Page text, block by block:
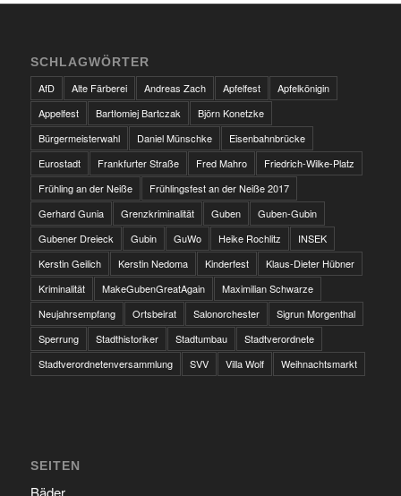
SCHLAGWÖRTER
AfD
Alte Färberei Andreas Zach Apfelfest
Apfelkönigin
Appelfest
Bartłomiej Bartczak
Björn Konetzke
Bürgermeisterwahl
Daniel Münschke
Eisenbahnbrücke
Eurostadt
Frankfurter Straße Fred Mahro
Friedrich-Wilke-Platz
Frühling an der Neiße
Frühlingsfest an der Neiße 2017
Gerhard Gunia
Grenzkriminalität Guben
Guben-Gubin
Gubener Dreieck
Gubin GuWo Heike Rochlitz
INSEK
Kerstin Geilich
Kerstin Nedoma Kinderfest
Klaus-Dieter Hübner
Kriminalität
MakeGubenGreatAgain
Maximilian Schwarze
Neujahrsempfang
Ortsbeirat Salonorchester
Sigrun Morgenthal
Sperrung
Stadthistoriker Stadtumbau
Stadtverordnete
Stadtverordnetenversammlung
SVV Villa Wolf Weihnachtsmarkt
SEITEN